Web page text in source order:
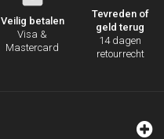
Veilig betalen
Visa &
Mastercard
Tevreden of
geld terug
14 dagen
retourrecht